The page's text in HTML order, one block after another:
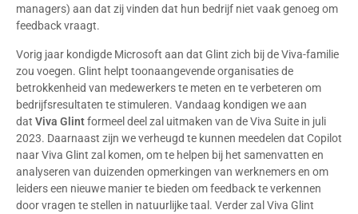
managers) aan dat zij vinden dat hun bedrijf niet vaak genoeg om
feedback vraagt.
Vorig jaar kondigde Microsoft aan dat Glint zich bij de Viva-familie
zou voegen. Glint helpt toonaangevende organisaties de
betrokkenheid van medewerkers te meten en te verbeteren om
bedrijfsresultaten te stimuleren. Vandaag kondigen we aan
dat Viva Glintformeel deel zal uitmaken van de Viva Suite in juli
2023. Daarnaast zijn we verheugd te kunnen meedelen dat Copilot
naar Viva Glint zal komen, om te helpen bij het samenvatten en
analyseren van duizenden opmerkingen van werknemers en om
leiders een nieuwe manier te bieden om feedback te verkennen
door vragen te stellen in natuurlijke taal. Verder zal Viva Glint